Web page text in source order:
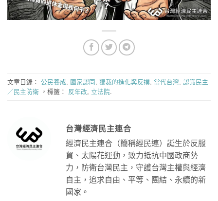
文章目錄： 公民養成 國家認同 獨裁的進化與反撲 當代台灣 認識民主
／民主防衛 ，標籤： 反年改 立法院
台灣經濟民主連合
經濟民主連合（簡稱經民連）誕生於反服
貿、太陽花運動，致力抵抗中國政商勢
力，防衛台灣民主，守護台灣主權與經濟
自主，追求自由、平等、團結、永續的新
國家。